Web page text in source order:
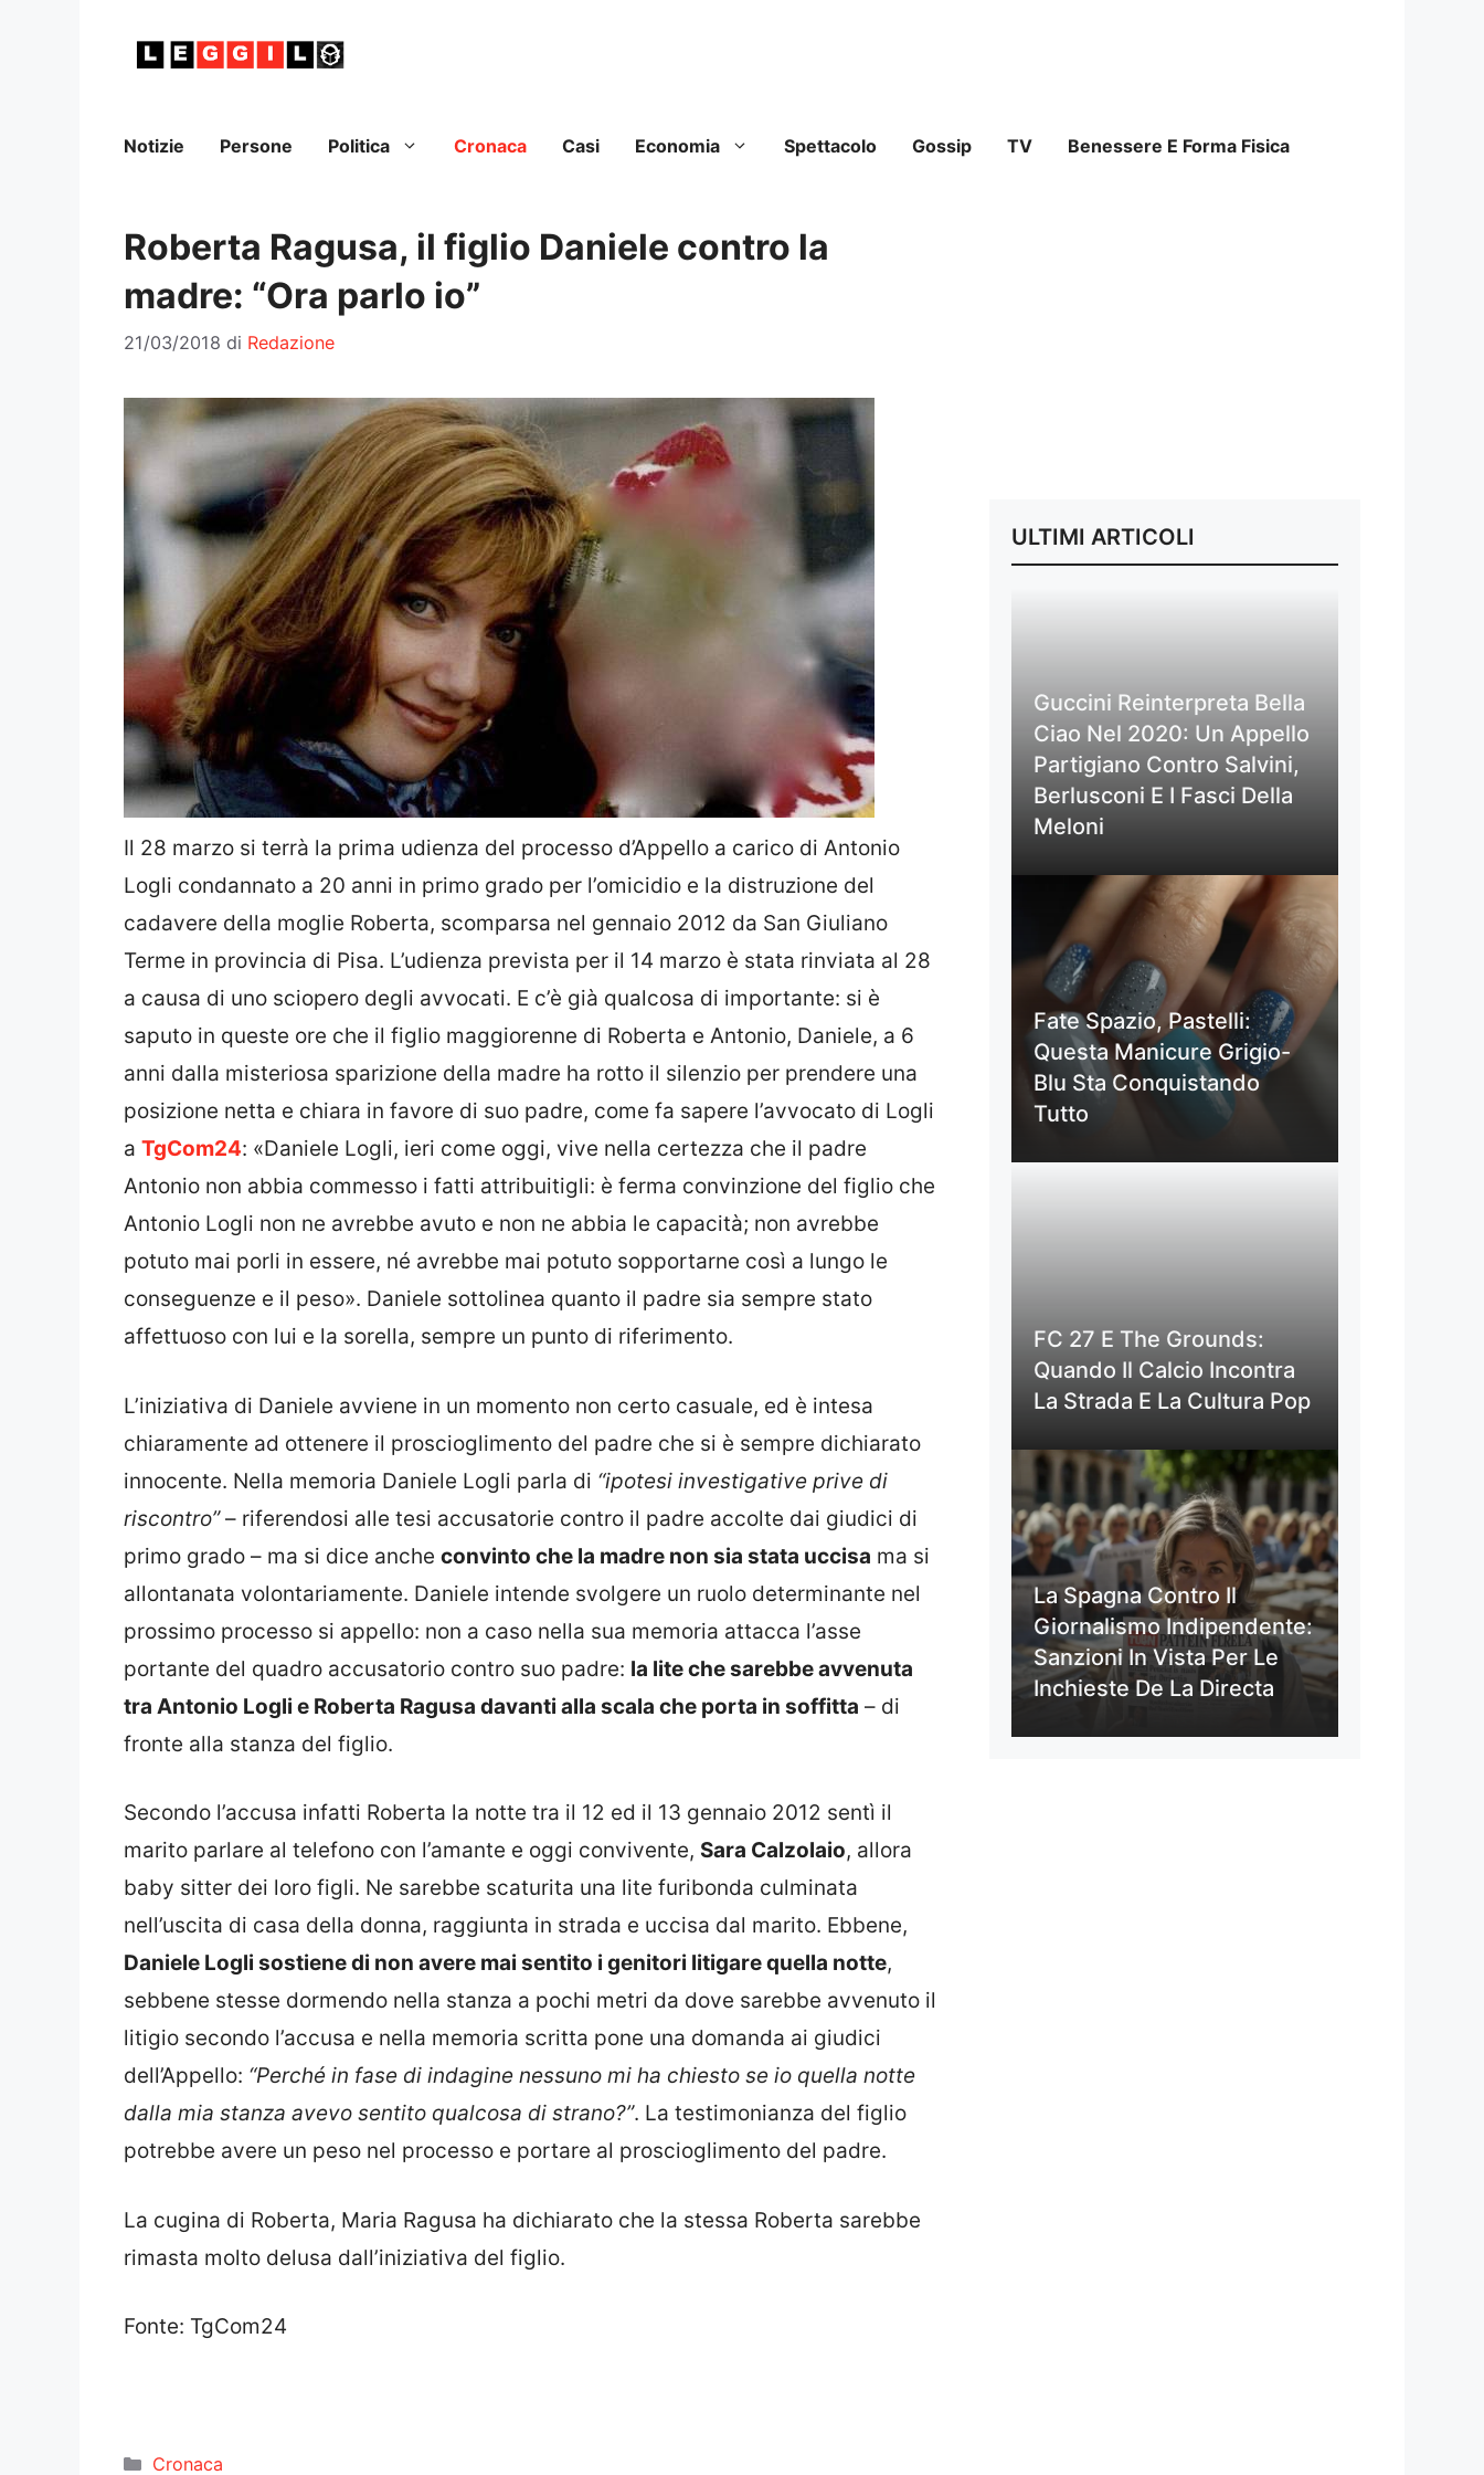
Notizie Persone Politica Cronaca Casi Economia Spettacolo Gossip TV Benessere E Forma Fisica
Roberta Ragusa, il figlio Daniele contro la
madre: “Ora parlo io”
21/03/2018 di Redazione
Il 28 marzo si terrà la prima udienza del processo d’Appello a carico di Antonio
Logli condannato a 20 anni in primo grado per l’omicidio e la distruzione del
cadavere della moglie Roberta, scomparsa nel gennaio 2012 da San Giuliano
Terme in provincia di Pisa. L’udienza prevista per il 14 marzo è stata rinviata al 28
a causa di uno sciopero degli avvocati. E c’è già qualcosa di importante: si è
saputo in queste ore che il figlio maggiorenne di Roberta e Antonio, Daniele, a 6
anni dalla misteriosa sparizione della madre ha rotto il silenzio per prendere una
posizione netta e chiara in favore di suo padre, come fa sapere l’avvocato di Logli
a TgCom24: «Daniele Logli, ieri come oggi, vive nella certezza che il padre
Antonio non abbia commesso i fatti attribuitigli: è ferma convinzione del figlio che
Antonio Logli non ne avrebbe avuto e non ne abbia le capacità; non avrebbe
potuto mai porli in essere, né avrebbe mai potuto sopportarne così a lungo le
conseguenze e il peso». Daniele sottolinea quanto il padre sia sempre stato
affettuoso con lui e la sorella, sempre un punto di riferimento.
L’iniziativa di Daniele avviene in un momento non certo casuale, ed è intesa
chiaramente ad ottenere il proscioglimento del padre che si è sempre dichiarato
innocente. Nella memoria Daniele Logli parla di “ipotesi investigative prive di
riscontro”– riferendosi alle tesi accusatorie contro il padre accolte dai giudici di
primo grado – ma si dice anche convinto che la madre non sia stata uccisa ma si
allontanata volontariamente. Daniele intende svolgere un ruolo determinante nel
prossimo processo si appello: non a caso nella sua memoria attacca l’asse
portante del quadro accusatorio contro suo padre: la lite che sarebbe avvenuta
tra Antonio Logli e Roberta Ragusa davanti alla scala che porta in soffitta – di
fronte alla stanza del figlio.
Secondo l’accusa infatti Roberta la notte tra il 12 ed il 13 gennaio 2012 sentì il
marito parlare al telefono con l’amante e oggi convivente, Sara Calzolaio, allora
baby sitter dei loro figli. Ne sarebbe scaturita una lite furibonda culminata
nell’uscita di casa della donna, raggiunta in strada e uccisa dal marito. Ebbene,
Daniele Logli sostiene di non avere mai sentito i genitori litigare quella notte,
sebbene stesse dormendo nella stanza a pochi metri da dove sarebbe avvenuto il
litigio secondo l’accusa e nella memoria scritta pone una domanda ai giudici
dell’Appello: “Perché in fase di indagine nessuno mi ha chiesto se io quella notte
dalla mia stanza avevo sentito qualcosa di strano?”. La testimonianza del figlio
potrebbe avere un peso nel processo e portare al proscioglimento del padre.
La cugina di Roberta, Maria Ragusa ha dichiarato che la stessa Roberta sarebbe
rimasta molto delusa dall’iniziativa del figlio.
Fonte: TgCom24
Categorie
Cronaca
ULTIMI ARTICOLI
Guccini Reinterpreta Bella
Ciao Nel 2020: Un Appello
Partigiano Contro Salvini,
Berlusconi E I Fasci Della
Meloni
Fate Spazio, Pastelli:
Questa Manicure Grigio-
Blu Sta Conquistando
Tutto
FC 27 E The Grounds:
Quando Il Calcio Incontra
La Strada E La Cultura Pop
La Spagna Contro Il
Giornalismo Indipendente:
Sanzioni In Vista Per Le
Inchieste De La Directa